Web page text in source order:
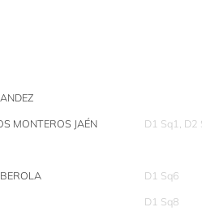
MONTEROS JAÉN
D1 Sq1, D2
D1 Sq6
D1 Sq8